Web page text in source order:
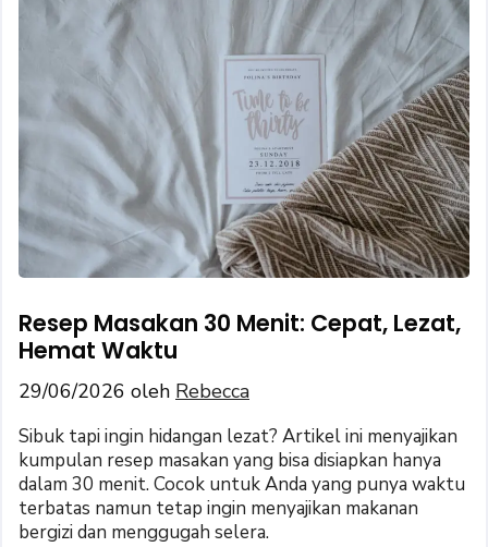
Resep Masakan 30 Menit: Cepat, Lezat,
Hemat Waktu
29/06/2026 oleh Rebecca
Sibuk tapi ingin hidangan lezat? Artikel ini menyajikan
kumpulan resep masakan yang bisa disiapkan hanya
dalam 30 menit. Cocok untuk Anda yang punya waktu
terbatas namun tetap ingin menyajikan makanan
bergizi dan menggugah selera.